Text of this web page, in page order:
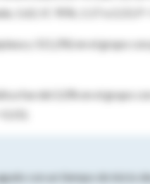
1.62, IC 95%, 1.17 a 2.23, P =
y 3 (1,2%) en el grupo
fue del 2,0% en el grupo
con un tiempo de inicio